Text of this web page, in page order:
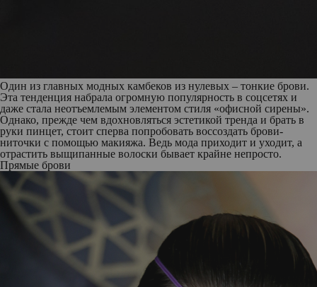
Один из главных модных камбеков из нулевых – тонкие брови.
Эта тенденция набрала огромную популярность в соцсетях и
даже стала неотъемлемым элементом стиля «офисной сирены».
Однако, прежде чем вдохновляться эстетикой тренда и брать в
руки пинцет, стоит сперва попробовать воссоздать брови-
ниточки с помощью макияжа. Ведь мода приходит и уходит, а
отрастить выщипанные волоски бывает крайне непросто.
Прямые брови